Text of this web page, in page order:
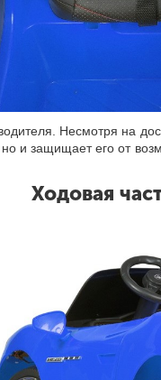
Несмотря на
и защищает его от
Ходовая